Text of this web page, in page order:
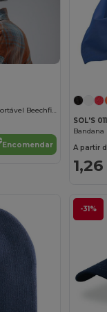
Beanie de Algodão Confortável Beechfield
Encomendar
SOL'S
A partir
-31%